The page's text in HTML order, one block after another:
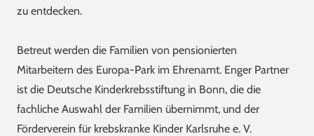
zu entdecken.
Betreut werden die Familien von pensionierten
Mitarbeitern des Europa-Park im Ehrenamt. Enger Partner
ist die Deutsche Kinderkrebsstiftung in Bonn, die die
fachliche Auswahl der Familien übernimmt, und der
Förderverein für krebskranke Kinder Karlsruhe e. V.